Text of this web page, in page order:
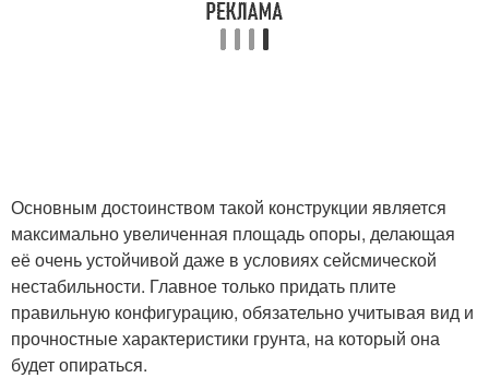
Основным достоинством такой конструкции является
максимально увеличенная площадь опоры, делающая
её очень устойчивой даже в условиях сейсмической
нестабильности. Главное только придать плите
правильную конфигурацию, обязательно учитывая вид и
прочностные характеристики грунта, на который она
будет опираться.